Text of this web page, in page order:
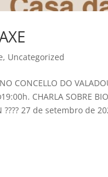
, Uncategorized
CONCELLO DO
CHARLA SOBRE
???? 27 de setembro de